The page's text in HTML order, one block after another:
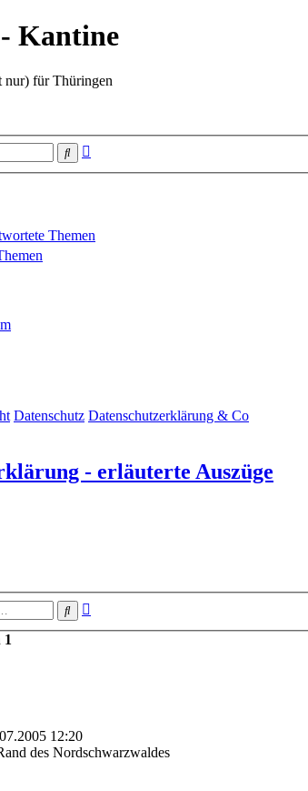
Kantine
nur) für Thüringen
Suche
Themen
Datenschutz Datenschutzerklärung & Co
- erläuterte Auszüge
Suche
1
12:20
des Nordschwarzwaldes